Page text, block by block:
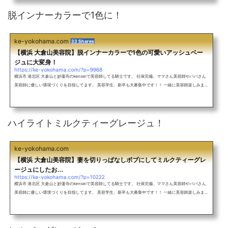
グレージュフルブリーチからのラベンダーアッシュ！ブリーチリタッチからのミルクティーグレージュハ
イライトカラーでラベンダーア...
脱インナーカラーで1色に！
ke-yokohama.com 33 Shares
【横浜 大倉山美容院】脱インナーカラーで1色の可愛いアッシュベー
ジュに大変身！
https://ke-yokohama.com/?p=9968
横浜市 港北区 大倉山と妙蓮寺のkenseiで美容師してる騎士です。 社保完備。ママさん美容師やパパさん
美容師に優しい環境づくりを目指してます。 美容学生、新卒も大募集中です！！ 一緒に美容師楽しみまし
すとで丸みのある縮毛矯正をしたい！ 超絶お待ちしてます！ メンズも大歓迎！バレイヤージュを使ったレ
ッド系カラー！ミル...
ハイライトミルクティーグレージュ！
ke-yokohama.com
【横浜 大倉山美容院】妻を切りっぱなしボブにしてミルクティーグレ
ージュにしたお...
https://ke-yokohama.com/?p=10222
横浜市 港北区 大倉山と妙蓮寺のkenseiで美容師してる騎士です。 社保完備。ママさん美容師やパパさん
美容師に優しい環境づくりを目指してます。 美容学生、新卒も大募集中です！！ 一緒に美容師楽しみまし
すとで丸みのある縮毛矯正をしたい！ 超絶お待ちしてます！ メンズも大歓迎！美容師夫婦シリーズ！ラー
メンって魔物ですよ...